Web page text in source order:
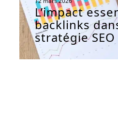
L’impact
backlinks
stratégie